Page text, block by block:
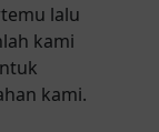
lalu
kami
kami.